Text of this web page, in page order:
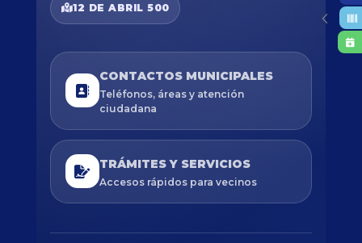
12 DE ABRIL 500
CONTACTOS MUNICIPALES
Teléfonos, áreas y atención
ciudadana
TRÁMITES Y SERVICIOS
Accesos rápidos para vecinos